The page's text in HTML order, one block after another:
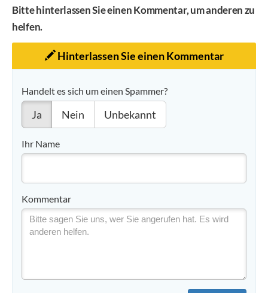
Bitte hinterlassen Sie einen Kommentar, um anderen zu
helfen.
Hinterlassen Sie einen Kommentar
Handelt es sich um einen Spammer?
Ja Nein Unbekannt
Ihr Name
Kommentar